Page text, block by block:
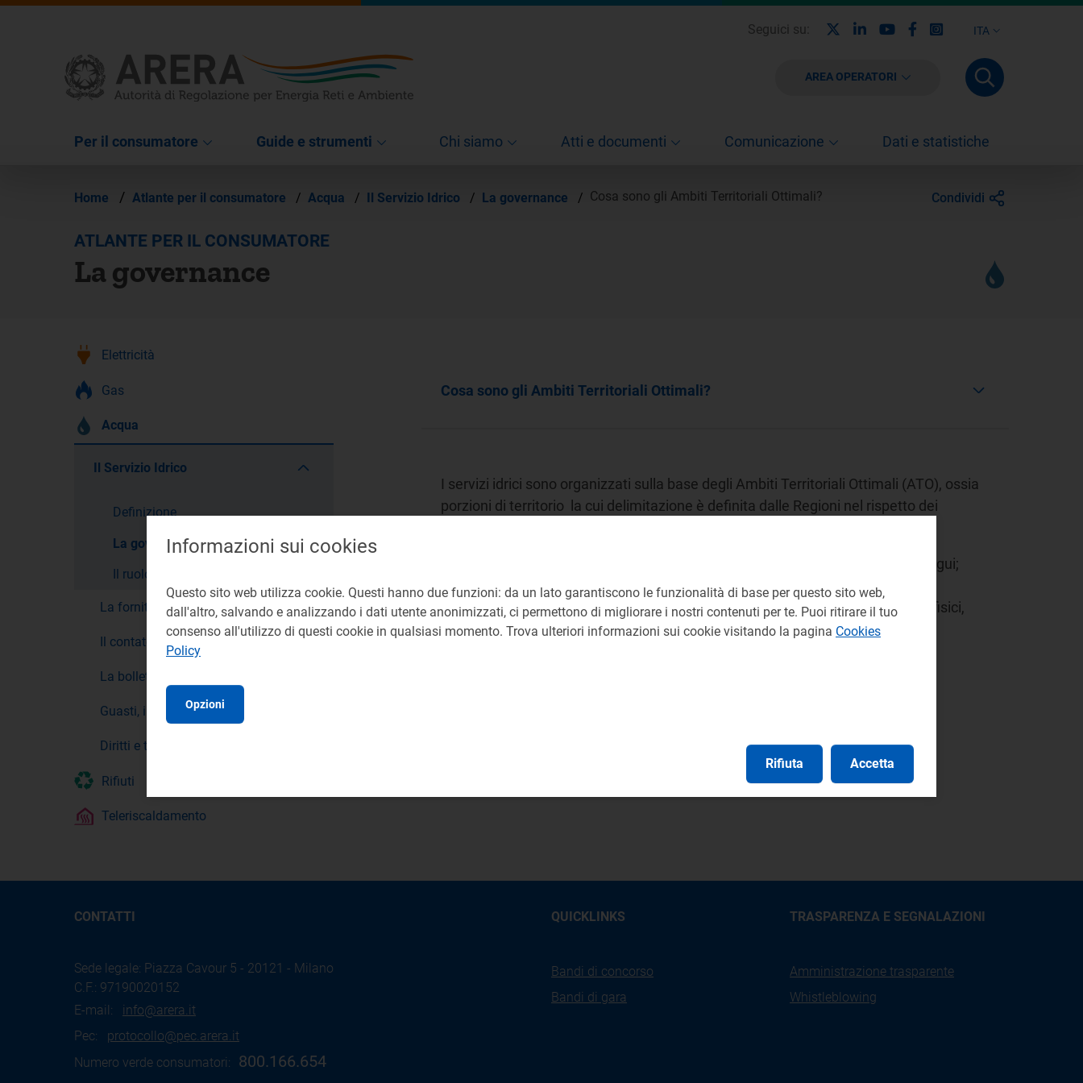
ITA
Seguici su: LinkedinYoutubeFacebook
Instagram
AREA OPERATORI
Per il consumatore Guide e strumenti Chi siamo Atti e documenti Comunicazione Dati e statistiche
Home / Atlante per il consumatore / Acqua / Il Servizio Idrico / La governance / Cosa sono gli Ambiti Territoriali Ottimali? Condividi
ATLANTE PER IL CONSUMATORE
La governance
Elettricità
Gas
Acqua
Il Servizio Idrico
Definizione
La governance
Il ruolo dell'Autorità
La fornitura
Il contatore
La bolletta
Guasti, interruzioni e sicurezza
Diritti e tutele
Rifiuti
Teleriscaldamento
Cosa sono gli Ambiti Territoriali Ottimali?
I servizi idrici sono organizzati sulla base degli Ambiti Territoriali Ottimali (ATO), ossia
porzioni di territorio la cui delimitazione è definita dalle Regioni nel rispetto dei
unicità del bacino idrografico o del sub-bacino o dei bacini idrografici contigui;
unicità della gestione;
adeguatezza delle dimensioni gestionali, definita sulla base di parametri fisici,
demografici e tecnici.
CONTATTI
Sede legale: Piazza Cavour 5 - 20121 - Milano
C.F.: 97190020152
E-mail: info@arera.it
Pec: protocollo@pec.arera.it
Numero verde consumatori:
800.166.654
QUICKLINKS
Bandi di concorso
Bandi di gara
TRASPARENZA E SEGNALAZIONI
Amministrazione trasparente
Whistleblowing
Informazioni sui cookies
Questo sito web utilizza cookie. Questi hanno due funzioni: da un lato garantiscono le funzionalità di base per questo sito web,
dall'altro, salvando e analizzando i dati utente anonimizzati, ci permettono di migliorare i nostri contenuti per te. Puoi ritirare il tuo
consenso all'utilizzo di questi cookie in qualsiasi momento. Trova ulteriori informazioni sui cookie visitando la pagina Cookies
Policy
Opzioni
Rifiuta Accetta